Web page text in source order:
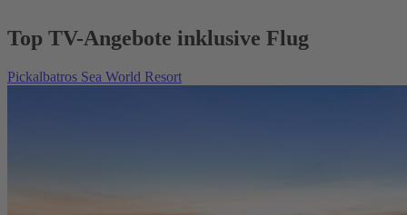
Top TV-Angebote inklusive Flug
Pickalbatros Sea World Resort